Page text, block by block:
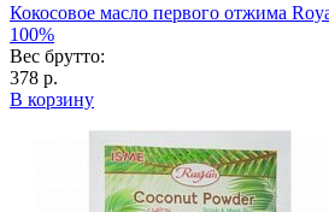
Кокосовое масло первого отжима
100%
Вес брутто:
378 р.
В корзину